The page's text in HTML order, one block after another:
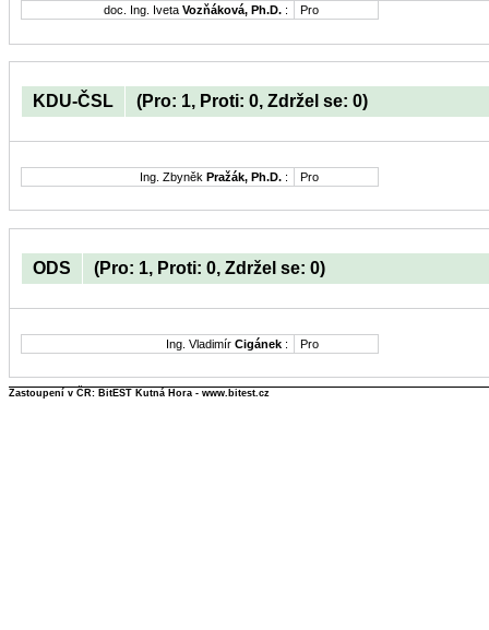
doc. Ing. Iveta Vozňáková, Ph.D. : Pro
KDU-ČSL (Pro: 1, Proti: 0, Zdržel se: 0)
Ing. Zbyněk Pražák, Ph.D. : Pro
ODS (Pro: 1, Proti: 0, Zdržel se: 0)
Ing. Vladimír Cigánek : Pro
Zastoupení v ČR: BitEST Kutná Hora - www.bitest.cz